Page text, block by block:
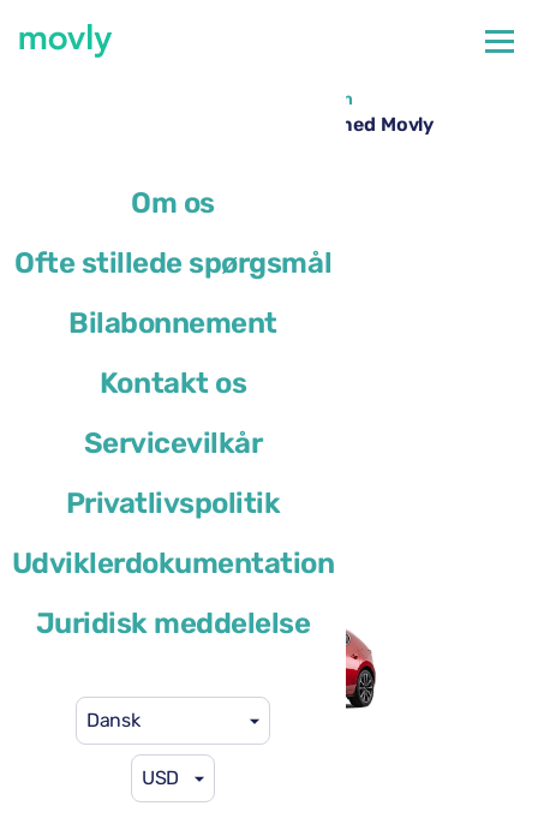
Om os
Ofte stillede spørgsmål
Bilabonnement
Kontakt os
Servicevilkår
Privatlivspolitik
Udviklerdokumentation
Juridisk meddelelse
Dansk
USD
Alle tilgængelige biler i Torino Lufthavn
Billeje i Torino Lufthavn – Mazda 3 med Movly
eller lignende
41 US$ pr. dag